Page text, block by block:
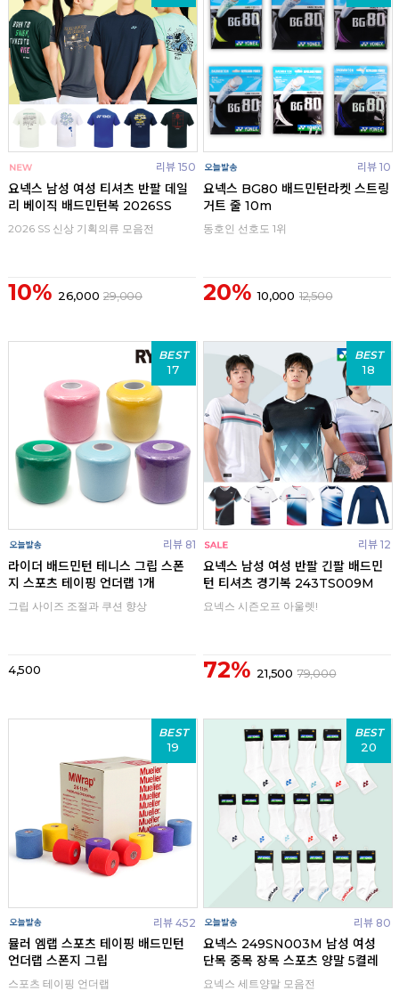
리뷰 150
요넥스 남성 여성 티셔츠 반팔 데일
리 베이직 배드민턴복 2026SS
2026 SS 신상 기획의류 모음전
10% 26,000 29,000
리뷰 10
요넥스 BG80 배드민턴라켓 스트링
거트 줄 10m
동호인 선호도 1위
20% 10,000 12,500
BEST
17
리뷰 81
라이더 배드민턴 테니스 그립 스폰
지 스포츠 테이핑 언더랩 1개
그립 사이즈 조절과 쿠션 향상
4,500
BEST
18
리뷰 12
요넥스 남성 여성 반팔 긴팔 배드민
턴 티셔츠 경기복 243TS009M
요넥스 시즌오프 아울렛!
72% 21,500 79,000
BEST
19
리뷰 452
뮬러 엠랩 스포츠 테이핑 배드민턴
언더랩 스폰지 그립
스포츠 테이핑 언더랩
BEST
20
리뷰 80
요넥스 249SN003M 남성 여성
단목 중목 장목 스포츠 양말 5켤레
요넥스 세트양말 모음전